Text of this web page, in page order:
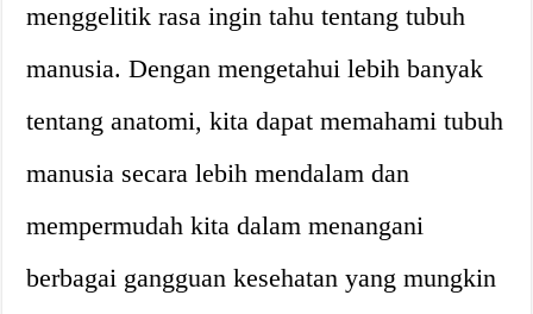
menggelitik rasa ingin tahu tentang tubuh
manusia. Dengan mengetahui lebih banyak
tentang anatomi, kita dapat memahami tubuh
manusia secara lebih mendalam dan
mempermudah kita dalam menangani
berbagai gangguan kesehatan yang mungkin